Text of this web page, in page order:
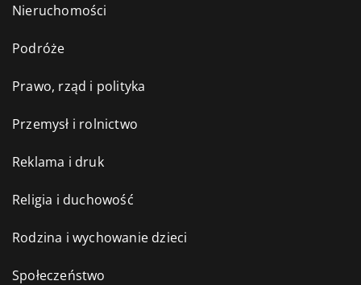
Nieruchomości
Podróże
Prawo, rząd i polityka
Przemysł i rolnictwo
Reklama i druk
Religia i duchowość
Rodzina i wychowanie dzieci
Społeczeństwo